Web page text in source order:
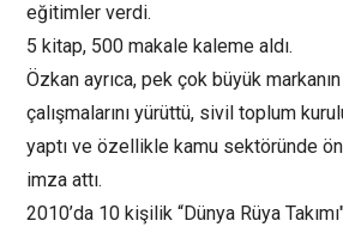
eğitimler verdi.
5 kitap, 500 makale kaleme aldı.
Özkan ayrıca, pek çok büyük
çalışmalarını yürüttü, sivil toplum
yaptı ve özellikle kamu sektöründe
imza attı.
2010’da 10 kişilik “Dünya Rüya